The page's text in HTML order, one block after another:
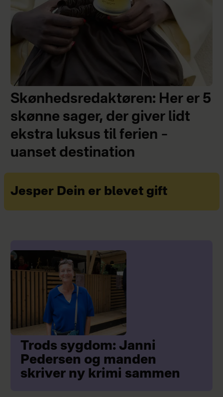
Skønhedsredaktøren: Her er 5
skønne sager, der giver lidt
ekstra luksus til ferien –
uanset destination
Jesper Dein er blevet gift
Trods sygdom: Janni
Pedersen og manden
skriver ny krimi sammen